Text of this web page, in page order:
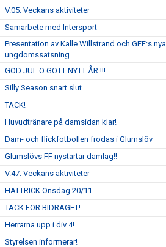
V.05: Veckans aktiviteter
Samarbete med Intersport
Presentation av Kalle Willstrand och GFF:s nya
ungdomssatsning
GOD JUL O GOTT NYTT ÅR !!!
Silly Season snart slut
TACK!
Huvudtränare på damsidan klar!
Dam- och flickfotbollen frodas i Glumslöv
Glumslövs FF nystartar damlag!!
V.47: Veckans aktiviteter
HATTRICK Onsdag 20/11
TACK FÖR BIDRAGET!
Herrarna upp i div 4!
Styrelsen informerar!